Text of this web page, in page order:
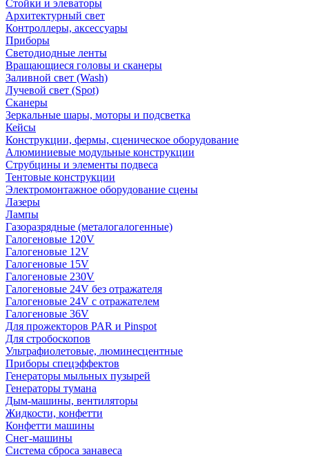
Стойки и элеваторы
Архитектурный свет
Контроллеры, аксессуары
Приборы
Светодиодные ленты
Вращающиеся головы и сканеры
Заливной свет (Wash)
Лучевой свет (Spot)
Сканеры
Зеркальные шары, моторы и подсветка
Кейсы
Конструкции, фермы, сценическое оборудование
Алюминиевые модульные конструкции
Струбцины и элементы подвеса
Тентовые конструкции
Электромонтажное оборудование сцены
Лазеры
Лампы
Газоразрядные (металогалогенные)
Галогеновые 120V
Галогеновые 12V
Галогеновые 15V
Галогеновые 230V
Галогеновые 24V без отражателя
Галогеновые 24V с отражателем
Галогеновые 36V
Для прожекторов PAR и Pinspot
Для стробоскопов
Ультрафиолетовые, люминесцентные
Приборы спецэффектов
Генераторы мыльных пузырей
Генераторы тумана
Дым-машины, вентиляторы
Жидкости, конфетти
Конфетти машины
Снег-машины
Система сброса занавеса